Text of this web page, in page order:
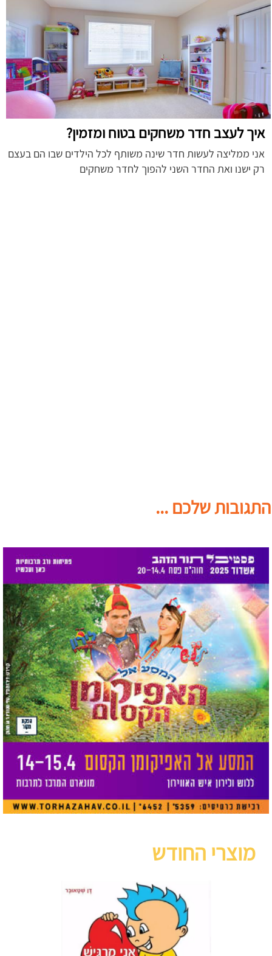
איך לעצב חדר משחקים בטוח ומזמין?
אני ממליצה לעשות חדר שינה משותף לכל הילדים שבו הם בעצם
רק ישנו ואת החדר השני להפוך לחדר משחקים
התגובות שלכם ...
מוצרי החודש